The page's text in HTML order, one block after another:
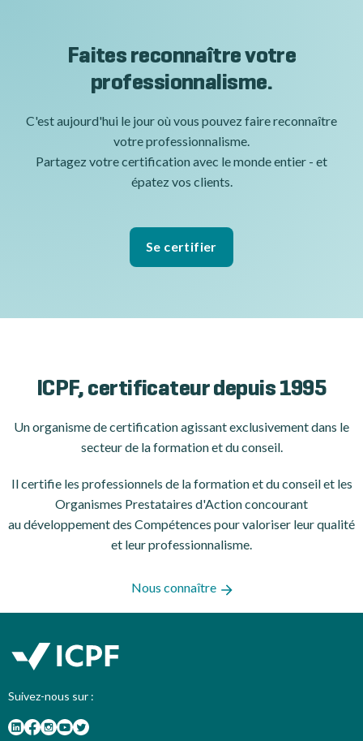
Faites reconnaître votre
professionnalisme.
C'est aujourd'hui le jour où vous pouvez faire reconnaître
votre professionnalisme.
Partagez votre certification avec le monde entier - et
épatez vos clients.
Se certifier
ICPF, certificateur depuis 1995
Un organisme de certificationagissant exclusivement dans le
secteur de la formation et du conseil.
Il certifie les professionnels de la formation et du conseil et les
Organismes Prestataires d'Action concourant
au développement des Compétences pour valoriser leur qualité
et leur professionnalisme.
Nous connaître
Suivez-nous sur :